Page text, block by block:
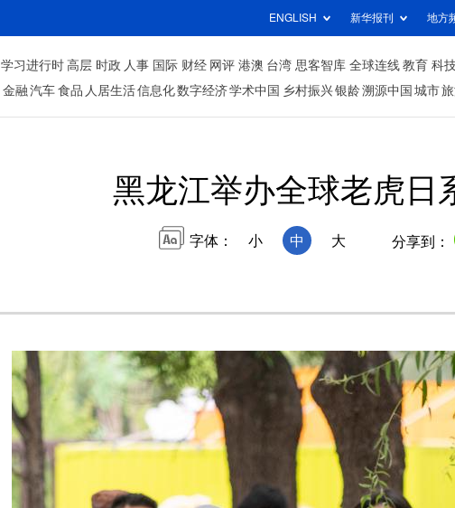
ENGLISH 新华报刊 地方
学习进行时 高层 时政 人事 国际 财经 网评 港澳 台湾 思客智库 全球连线 教育 科
金融 汽车 食品 人居生活信息化数字经济学术中国 乡村振兴银龄溯源中国 城市
黑龙江举办全球老虎日
字体： 小 中 大 分享到：